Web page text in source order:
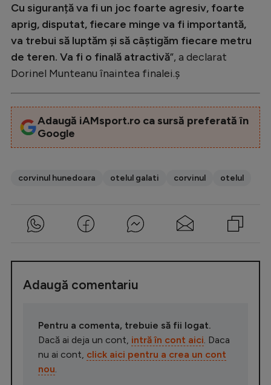
Cu siguranță va fi un joc foarte agresiv, foarte
aprig, disputat, fiecare minge va fi importantă,
va trebui să luptăm și să câștigăm fiecare metru
de teren. Va fi o finală atractivă”, a declarat
Dorinel Munteanu înaintea finalei.ș
Adaugă iAMsport.ro ca sursă preferată în
Google
corvinul hunedoara otelul galati corvinul otelul
Adaugă comentariu
Pentru a comenta, trebuie să fii logat.
Dacă ai deja un cont, intră în cont aici . Daca
nu ai cont, click aici pentru a crea un cont
nou